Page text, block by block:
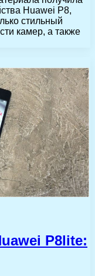
Huawei P8,
стильный
камер, а также
P8lite: